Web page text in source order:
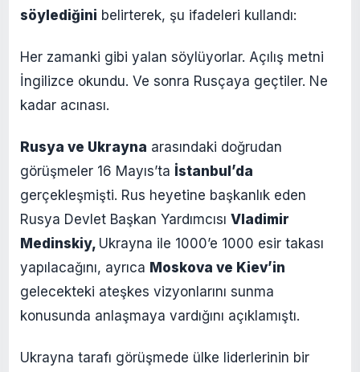
söylediğini belirterek, şu ifadeleri kullandı:
Her zamanki gibi yalan söylüyorlar. Açılış metni
İngilizce okundu. Ve sonra Rusçaya geçtiler. Ne
kadar acınası.
Rusya ve Ukrayna arasındaki doğrudan
görüşmeler 16 Mayıs’ta İstanbul’da
gerçekleşmişti. Rus heyetine başkanlık eden
Rusya Devlet Başkan Yardımcısı Vladimir
Medinskiy, Ukrayna ile 1000’e 1000 esir takası
yapılacağını, ayrıca Moskova ve Kiev’in
gelecekteki ateşkes vizyonlarını sunma
konusunda anlaşmaya vardığını açıklamıştı.
Ukrayna tarafı görüşmede ülke liderlerinin bir